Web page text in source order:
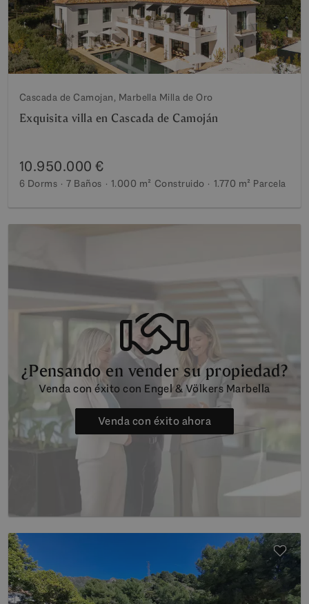
Cascada de Camojan, Marbella Milla de Oro
Exquisita villa en Cascada de Camoján
10.950.000 €
6 Dorms 7 Baños 1.000 m² Construido 1.770 m² Parcela
¿Pensando en vender su propiedad?
Venda con éxito con Engel & Völkers Marbella
Venda con éxito ahora